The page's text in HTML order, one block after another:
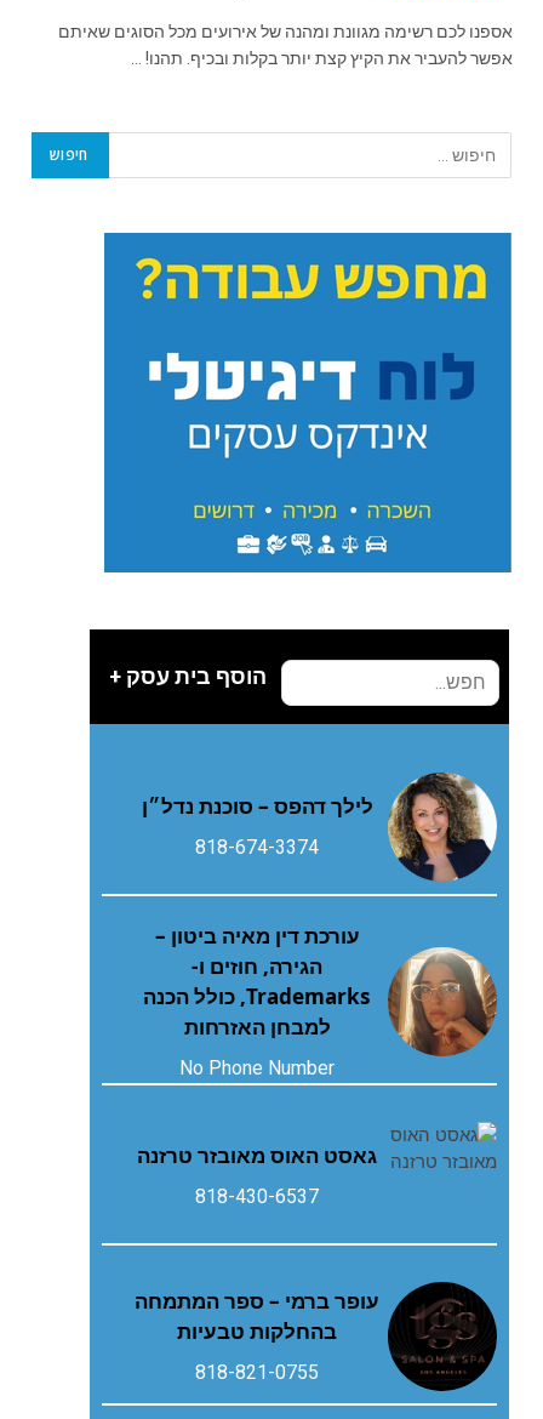
אספנו לכם רשימה מגוונת ומהנה של אירועים מכל הסוגים שאיתם
אפשר להעביר את הקיץ קצת יותר בקלות ובכיף. תהנו! …
הוסף בית עסק +
לילך דהפס – סוכנת נדל״ן
818-674-3374
עורכת דין מאיה ביטון –
הגירה, חוזים ו-
Trademarks, כולל הכנה
למבחן האזרחות
No Phone Number
גאסט‭ ‬האוס‭ ‬מאובזר‭ ‬טרזנה
818-430-6537
עופר ברמי – ספר המתמחה
בהחלקות טבעיות
818-821-0755